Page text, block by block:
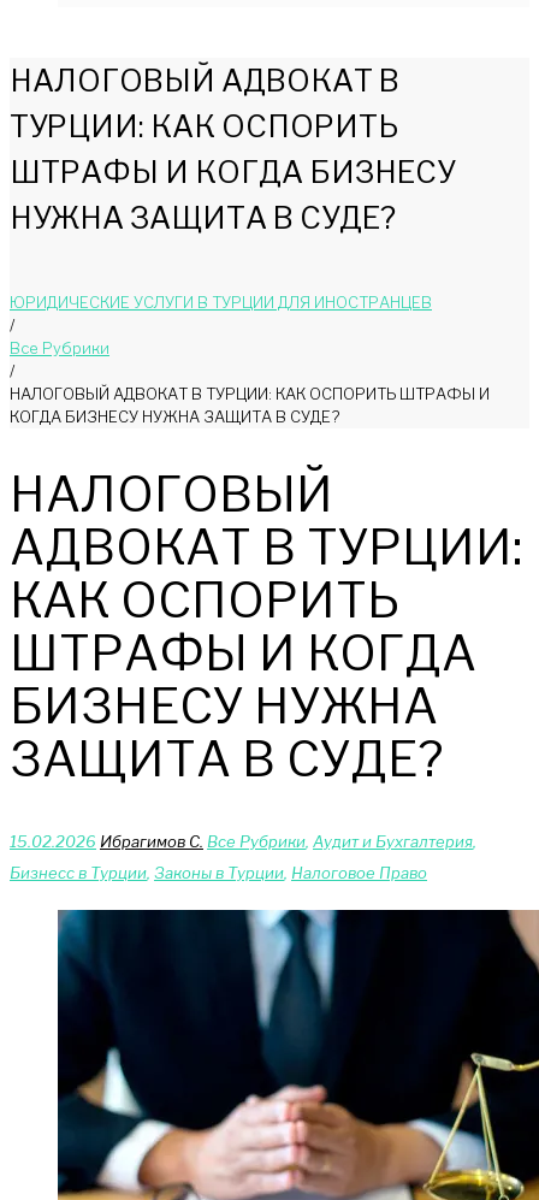
НАЛОГОВЫЙ АДВОКАТ В
ТУРЦИИ: КАК ОСПОРИТЬ
ШТРАФЫ И КОГДА БИЗНЕСУ
НУЖНА ЗАЩИТА В СУДЕ?
ЮРИДИЧЕСКИЕ УСЛУГИ В ТУРЦИИ ДЛЯ ИНОСТРАНЦЕВ
/
Bce Pyбрики
/
НАЛОГОВЫЙ АДВОКАТ В ТУРЦИИ: КАК ОСПОРИТЬ ШТРАФЫ И
КОГДА БИЗНЕСУ НУЖНА ЗАЩИТА В СУДЕ?
НАЛОГОВЫЙ
АДВОКАТ В ТУРЦИИ:
КАК ОСПОРИТЬ
ШТРАФЫ И КОГДА
БИЗНЕСУ НУЖНА
ЗАЩИТА В СУДЕ?
15.02.2026 Ибрагимов С. Bce Pyбрики Аудит и Бухгалтерия
Бизнесс в Турции Законы в Турции Налоговое Право